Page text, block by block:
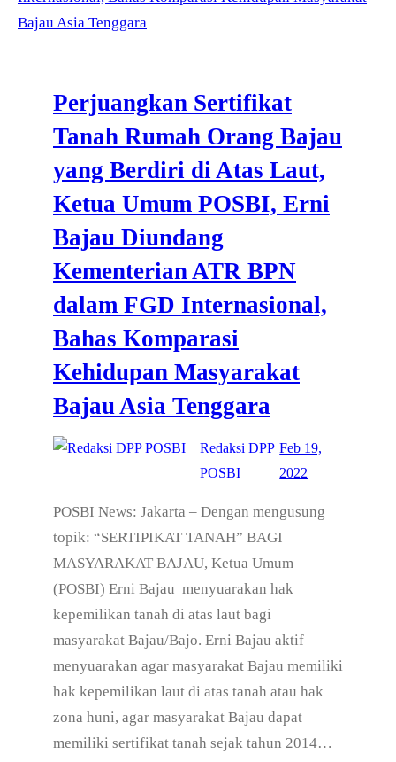
Perjuangkan Sertifikat
Tanah Rumah Orang Bajau
yang Berdiri di Atas Laut,
Ketua Umum POSBI, Erni
Bajau Diundang
Kementerian ATR BPN
dalam FGD Internasional,
Bahas Komparasi
Kehidupan Masyarakat
Bajau Asia Tenggara
Redaksi DPP
POSBI
Feb 19,
2022
POSBI News: Jakarta – Dengan mengusung
topik: “SERTIPIKAT TANAH” BAGI
MASYARAKAT BAJAU, Ketua Umum
(POSBI) Erni Bajau menyuarakan hak
kepemilikan tanah di atas laut bagi
masyarakat Bajau/Bajo. Erni Bajau aktif
menyuarakan agar masyarakat Bajau memiliki
hak kepemilikan laut di atas tanah atau hak
zona huni, agar masyarakat Bajau dapat
memiliki sertifikat tanah sejak tahun 2014…